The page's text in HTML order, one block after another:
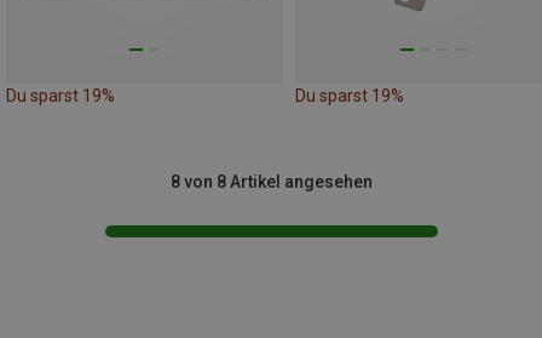
Du sparst 19% Du sparst 19%
8 von 8 Artikel angesehen